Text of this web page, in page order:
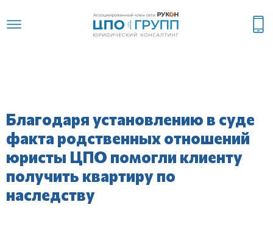
Благодаря установлению в суде
факта родственных отношений
юристы ЦПО помогли клиенту
получить квартиру по
наследству